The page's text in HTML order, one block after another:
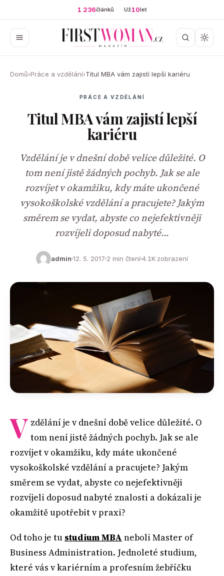
1 236článků Už10let
Domů›Práce a vzdělání›Titul MBA vám zajistí lepší kariéru
PRÁCE A VZDĚLÁNÍ
Titul MBA vám zajistí lepší
kariéru
Vzdělání je v dnešní době velice důležité. O
tom není jistě žádných pochyb. Jak se ale
rozvíjet v okamžiku, kdy máte ukončené
vysokoškolské vzdělání a pracujete? Jakým
směrem se vydat, abyste co nejefektivněji
rozvíjeli doposud nabyté…
admin 12. 5. 2017 2 min čtení4.1K zobrazení
V zdělání je v dnešní době velice důležité. O
tom není jistě žádných pochyb. Jak se ale
rozvíjet v okamžiku, kdy máte ukončené
vysokoškolské vzdělání a pracujete? Jakým
směrem se vydat, abyste co nejefektivněji
rozvíjeli doposud nabyté znalosti a dokázali je
okamžitě upotřebit v praxi?
Od toho je tu studium MBA neboli Master of
Business Administration. Jednoleté studium,
které vás v kariérním a profesním žebříčku